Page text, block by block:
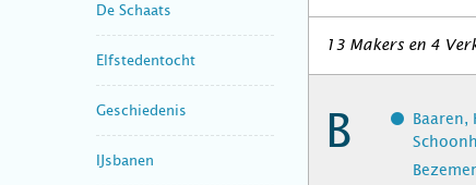
De Schaats
Elfstedentocht
Geschiedenis
IJsbanen
13 Makers en 4
B
Baaren,